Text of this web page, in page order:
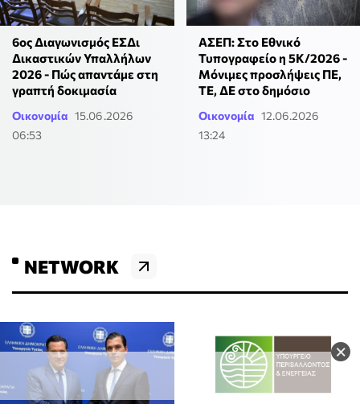
×
6ος Διαγωνισμός ΕΣΔι
Δικαστικών Υπαλλήλων
2026 - Πώς απαντάμε στη
γραπτή δοκιμασία
Οικονομία 15.06.2026
06:53
ΑΣΕΠ: Στο Εθνικό
Τυπογραφείο η 5Κ/2026 -
Μόνιμες προσλήψεις ΠΕ,
ΤΕ, ΔΕ στο δημόσιο
Οικονομία 12.06.2026
13:24
NETWORK